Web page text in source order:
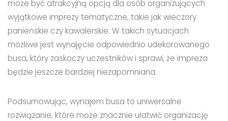
może być atrakcyjną opcją dla osób organizujących
wyjątkowe imprezy tematyczne, takie jak wieczory
panieńskie czy kawalerskie. W takich sytuacjach
możliwe jest wynajęcie odpowiednio udekorowanego
busa, który zaskoczy uczestników i sprawi, że impreza
będzie jeszcze bardziej niezapomniana.
Podsumowując, wynajem busa to uniwersalne
rozwiązanie, które może znacznie ułatwić organizację